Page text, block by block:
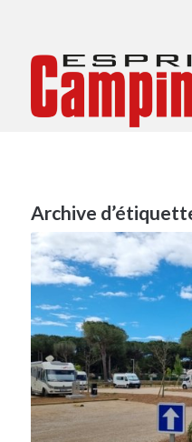
Archive